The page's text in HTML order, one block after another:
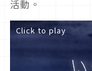
活動。
Click to play